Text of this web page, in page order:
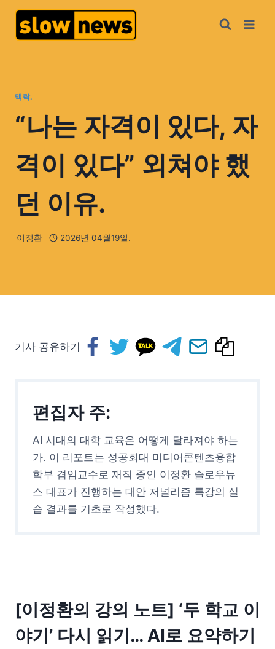
맥락.
“나는 자격이 있다, 자
격이 있다” 외쳐야 했
던 이유.
이정환 2026년 04월19일.
기사 공유하기
편집자 주:
AI 시대의 대학 교육은 어떻게 달라져야 하는
가. 이 리포트는 성공회대 미디어콘텐츠융합
학부 겸임교수로 재직 중인 이정환 슬로우뉴
스 대표가 진행하는 대안 저널리즘 특강의 실
습 결과를 기초로 작성했다.
[이정환의 강의 노트] ‘두 학교 이
야기’ 다시 읽기… AI로 요약하기